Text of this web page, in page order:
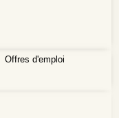
Offres d'emploi